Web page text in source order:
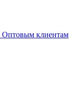
Оптовым клиентам